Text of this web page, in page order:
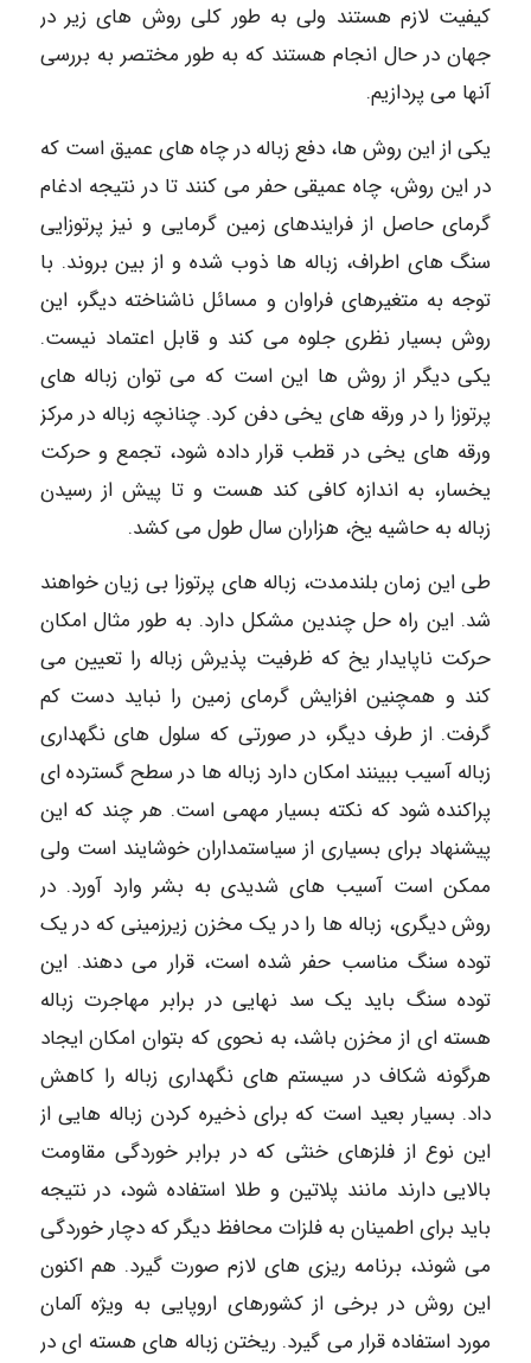
کیفیت لازم هستند ولی به طور کلی روش های زیر در
جهان در حال انجام هستند که به طور مختصر به بررسی
آنها می پردازیم.
یکی از این روش ها، دفع زباله در چاه های عمیق است که
در این روش، چاه عمیقی حفر می کنند تا در نتیجه ادغام
گرمای حاصل از فرایندهای زمین گرمایی و نیز پرتوزایی
سنگ های اطراف، زباله ها ذوب شده و از بین بروند. با
توجه به متغیرهای فراوان و مسائل ناشناخته دیگر، این
روش بسیار نظری جلوه می کند و قابل اعتماد نیست.
یکی دیگر از روش ها این است که می توان زباله های
پرتوزا را در ورقه های یخی دفن کرد. چنانچه زباله در مرکز
ورقه های یخی در قطب قرار داده شود، تجمع و حرکت
یخسار، به اندازه کافی کند هست و تا پیش از رسیدن
زباله به حاشیه یخ، هزاران سال طول می کشد.
طی این زمان بلندمدت، زباله های پرتوزا بی زیان خواهند
شد. این راه حل چندین مشکل دارد. به طور مثال امکان
حرکت ناپایدار یخ که ظرفیت پذیرش زباله را تعیین می
کند و همچنین افزایش گرمای زمین را نباید دست کم
گرفت. از طرف دیگر، در صورتی که سلول های نگهداری
زباله آسیب ببینند امکان دارد زباله ها در سطح گسترده ای
پراکنده شود که نکته بسیار مهمی است. هر چند که این
پیشنهاد برای بسیاری از سیاستمداران خوشایند است ولی
ممکن است آسیب های شدیدی به بشر وارد آورد. در
روش دیگری، زباله ها را در یک مخزن زیرزمینی که در یک
توده سنگ مناسب حفر شده است، قرار می دهند. این
توده سنگ باید یک سد نهایی در برابر مهاجرت زباله
هسته ای از مخزن باشد، به نحوی که بتوان امکان ایجاد
هرگونه شکاف در سیستم های نگهداری زباله را کاهش
داد. بسیار بعید است که برای ذخیره کردن زباله هایی از
این نوع از فلزهای خنثی که در برابر خوردگی مقاومت
بالایی دارند مانند پلاتین و طلا استفاده شود، در نتیجه
باید برای اطمینان به فلزات محافظ دیگر که دچار خوردگی
می شوند، برنامه ریزی های لازم صورت گیرد. هم اکنون
این روش در برخی از کشورهای اروپایی به ویژه آلمان
مورد استفاده قرار می گیرد. ریختن زباله های هسته ای در